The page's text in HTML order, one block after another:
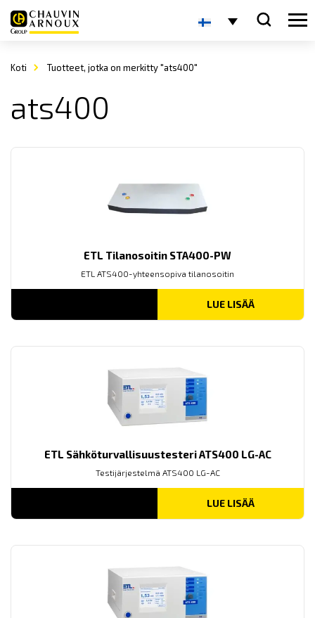
Koti Tuotteet, jotka on merkitty "ats400"
ats400
ETL Tilanosoitin STA400-PW
ETL ATS400-yhteensopiva tilanosoitin
LUE LISÄÄ
ETL Sähköturvallisuustesteri ATS400 LG-AC
Testijärjestelmä ATS400 LG-AC
LUE LISÄÄ